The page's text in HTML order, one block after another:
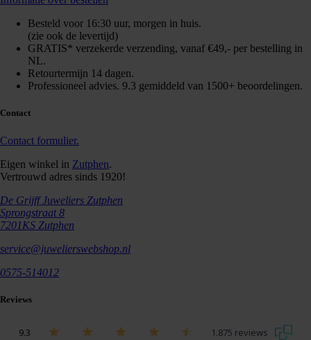
Besteld voor 16:30 uur, morgen in huis.
(zie ook de levertijd)
GRATIS* verzekerde verzending, vanaf €49,- per bestelling in
NL.
Retourtermijn 14 dagen.
Professioneel advies. 9.3 gemiddeld van 1500+ beoordelingen.
Contact
Contact formulier.
Eigen winkel in Zutphen.
Vertrouwd adres sinds 1920!
De Grijff Juweliers Zutphen
Sprongstraat 8
7201KS Zutphen
service@juwelierswebshop.nl
0575-514012
Reviews
9.3 1.875 reviews